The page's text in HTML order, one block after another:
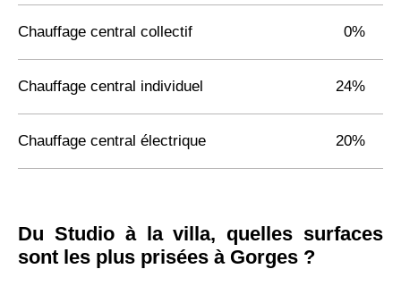
Chauffage central collectif 0%
Chauffage central individuel 24%
Chauffage central électrique 20%
Du Studio à la villa, quelles surfaces
sont les plus prisées à Gorges ?